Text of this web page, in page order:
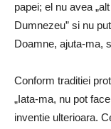
papei; el nu avea
Dumnezeu” si nu
Doamne, ajuta-ma,
Conform traditiei
„Iata-ma, nu pot
inventie ulterioara.